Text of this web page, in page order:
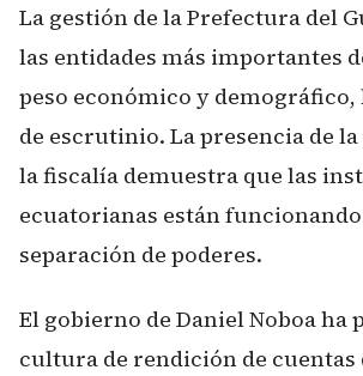
La gestión de la Prefectura del
las entidades más importantes
peso económico y demográfico,
de escrutinio. La presencia de
la fiscalía demuestra que las
ecuatorianas están
separación de poderes.
El gobierno de Daniel Noboa ha
cultura de rendición de cuentas